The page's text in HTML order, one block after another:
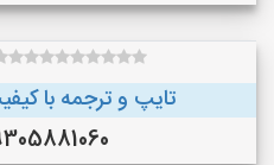
تایپ و ترجمه با
09305881060